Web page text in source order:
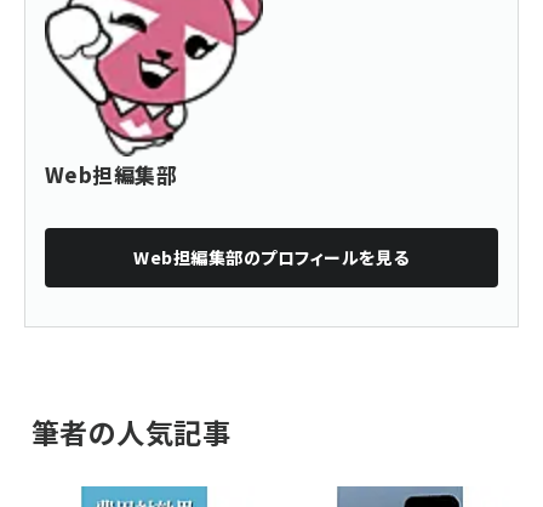
Web担編集部
Web担編集部のプロフィールを見る
筆者の人気記事